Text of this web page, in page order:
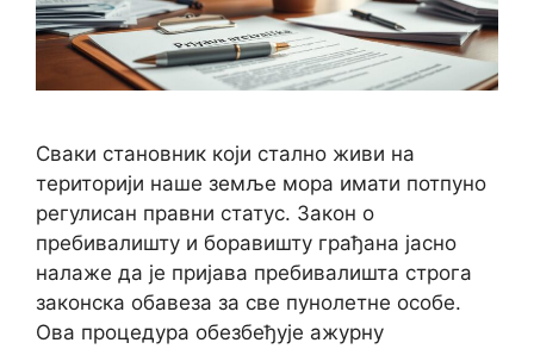
Сваки становник који стално живи на
територији наше земље мора имати потпуно
регулисан правни статус. Закон о
пребивалишту и боравишту грађана јасно
налаже да је пријава пребивалишта строга
законска обавеза за све пунолетне особе.
Ова процедура обезбеђује ажурну